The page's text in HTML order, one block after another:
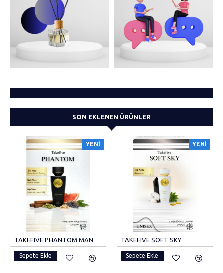
SON EKLENEN ÜRÜNLER
YENI
TAKEFIVE PHANTOM MAN
Sepete Ekle
YENI
TAKEFIVE SOFT SKY
Sepete Ekle